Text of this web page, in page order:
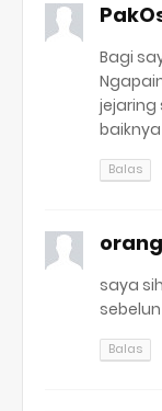
Bagi
jejaring
Balas
saya
Balas